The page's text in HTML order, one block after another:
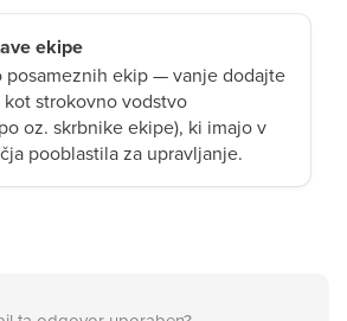
ekipe
posameznih ekip — vanje dodajte
strokovno vodstvo
oz. skrbnike ekipe), ki imajo v
pooblastila za upravljanje.